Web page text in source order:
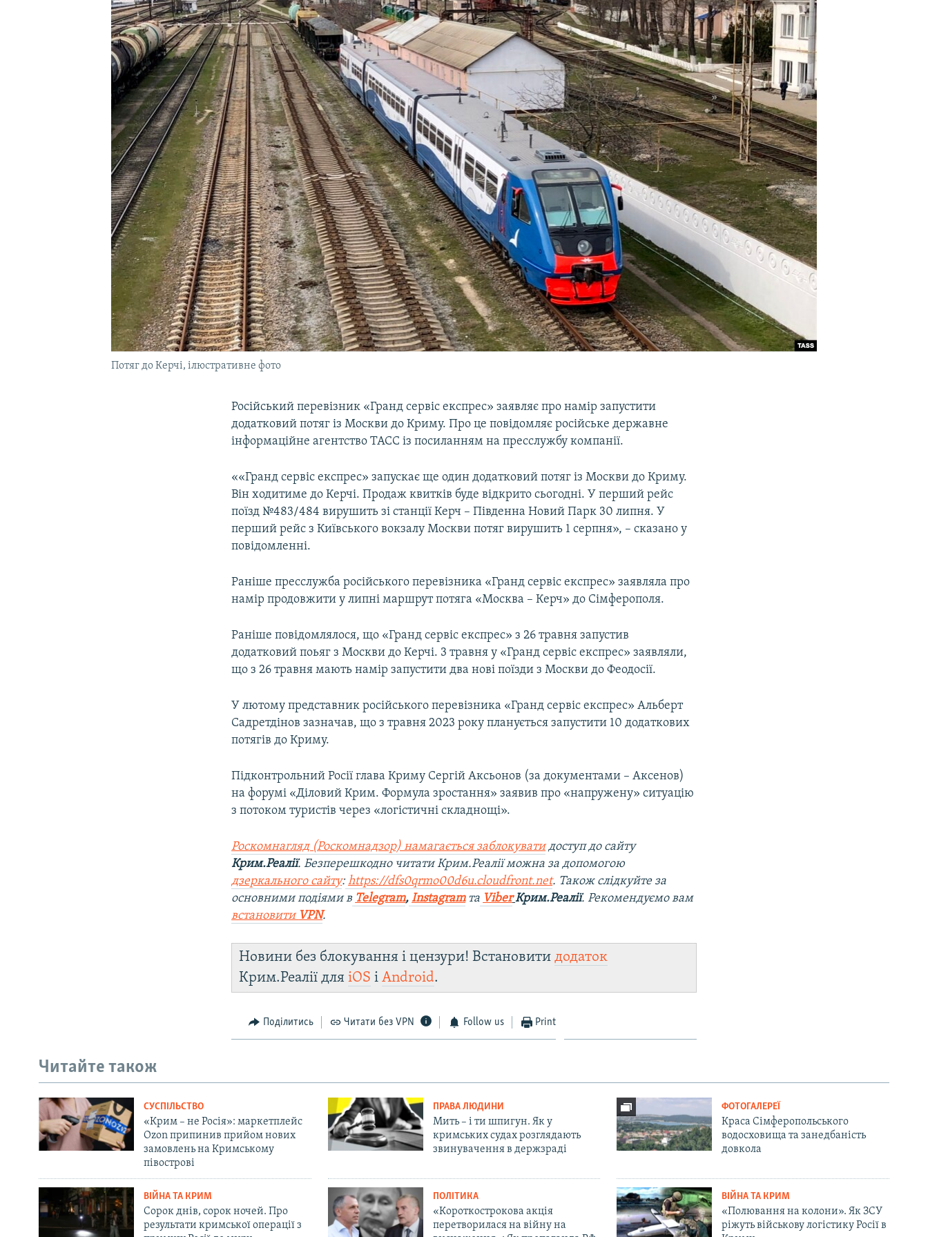
УКРАЇНСЬКА ПРОБЛЕМА КРИМУ
Потяг до Керчі, ілюстративне фото
Російський перевізник «Гранд сервіс експрес» заявляє про намір запустити
додатковий потяг із Москви до Криму. Про це повідомляє російське державне
інформаційне агентство ТАСС із посиланням на пресслужбу компанії.
««Гранд сервіс експрес» запускає ще один додатковий потяг із Москви до Криму.
Він ходитиме до Керчі. Продаж квитків буде відкрито сьогодні. У перший рейс
поїзд №483/484 вирушить зі станції Керч – Південна Новий Парк 30 липня. У
перший рейс з Київського вокзалу Москви потяг вирушить 1 серпня», – сказано у
повідомленні.
Раніше пресслужба російського перевізника «Гранд сервіс експрес» заявляла про
намір продовжити у липні маршрут потяга «Москва – Керч» до Сімферополя.
Раніше повідомлялося, що «Гранд сервіс експрес» з 26 травня запустив
додатковий поьяг з Москви до Керчі. 3 травня у «Гранд сервіс експрес» заявляли,
що з 26 травня мають намір запустити два нові поїзди з Москви до Феодосії.
У лютому представник російського перевізника «Гранд сервіс експрес» Альберт
Садретдінов зазначав, що з травня 2023 року планується запустити 10 додаткових
потягів до Криму.
Підконтрольний Росії глава Криму Сергій Аксьонов (за документами – Аксенов)
на форумі «Діловий Крим. Формула зростання» заявив про «напружену» ситуацію
з потоком туристів через «логістичні складнощі».
Роскомнагляд (Роскомнадзор) намагається заблокуватидоступ до сайту
Крим.Реалії. Безперешкодно читати Крим.Реалії можна за допомогою
дзеркального сайту: https://dfs0qrmo00d6u.cloudfront.net. Також слідкуйте за
основними подіями в Telegram, Instagramта Viber Крим.Реалії. Рекомендуємо вам
встановити VPN.
Новини без блокування і цензури! Встановитидодаток
Крим.Реалії дляiOS іAndroid.
Поділитись Читати без VPN Follow us Print
Читайте також
СУСПІЛЬСТВО
«Крим – не Росія»: маркетплейс
Ozon припинив прийом нових
замовлень на Кримському
півострові
ПРАВА ЛЮДИНИ
Мить – і ти шпигун. Як у
кримських судах розглядають
звинувачення в держзраді
ФОТОГАЛЕРЕЇ
Краса Сімферопольського
водосховища та занедбаність
довкола
ВІЙНА ТА КРИМ
Сорок днів, сорок ночей. Про
результати кримської операції з
ПОЛІТИКА
«Короткострокова акція
перетворилася на війну на
ВІЙНА ТА КРИМ
«Полювання на колони». Як ЗСУ
ріжуть військову логістику Росії в